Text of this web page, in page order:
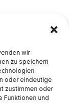
wir
zu speichern
oder eindeutige
zustimmen oder
Funktionen und